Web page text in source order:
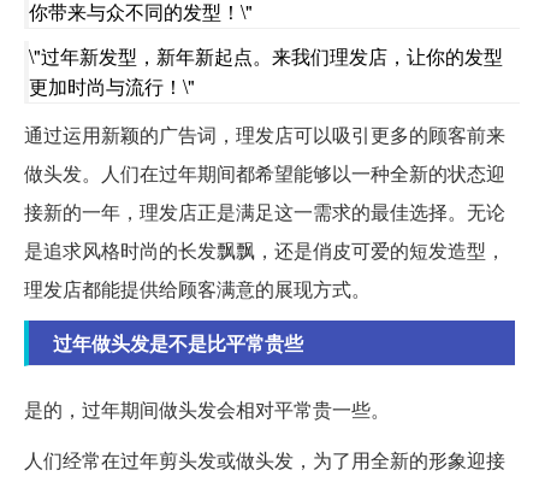
你带来与众不同的发型！\"
\"过年新发型，新年新起点。来我们理发店，让你的发型
更加时尚与流行！\"
通过运用新颖的广告词，理发店可以吸引更多的顾客前来
做头发。人们在过年期间都希望能够以一种全新的状态迎
接新的一年，理发店正是满足这一需求的最佳选择。无论
是追求风格时尚的长发飘飘，还是俏皮可爱的短发造型，
理发店都能提供给顾客满意的展现方式。
过年做头发是不是比平常贵些
是的，过年期间做头发会相对平常贵一些。
人们经常在过年剪头发或做头发，为了用全新的形象迎接